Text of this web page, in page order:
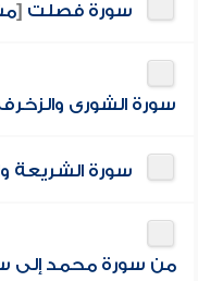
سورة فصلت [
سورة الشورى
سورة الشريعة
من سورة محمد إلى